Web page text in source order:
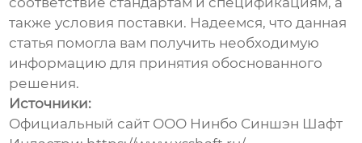
также условия поставки. Надеемся, что данная
статья помогла вам получить необходимую
информацию для принятия обоснованного
решения.
Источники:
Официальный сайт ООО Нинбо Синшэн Шафт